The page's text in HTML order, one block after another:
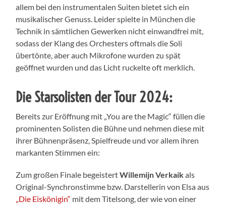
allem bei den instrumentalen Suiten bietet sich ein
musikalischer Genuss. Leider spielte in München die
Technik in sämtlichen Gewerken nicht einwandfrei mit,
sodass der Klang des Orchesters oftmals die Soli
übertönte, aber auch Mikrofone wurden zu spät
geöffnet wurden und das Licht ruckelte oft merklich.
Die Starsolisten der Tour 2024:
Bereits zur Eröffnung mit „You are the Magic“ füllen die
prominenten Solisten die Bühne und nehmen diese mit
ihrer Bühnenpräsenz, Spielfreude und vor allem ihren
markanten Stimmen ein:
Zum großen Finale begeistertWillemijnVerkaikals
Original-Synchronstimme bzw. Darstellerin von Elsa aus
„Die Eiskönigin“ mit dem Titelsong, der wie von einer